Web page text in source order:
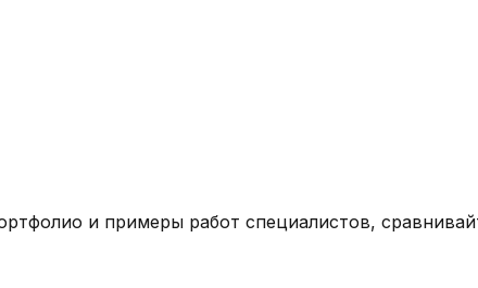
и примеры работ специалистов,